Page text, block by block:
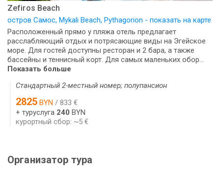
Zefiros Beach
остров Самос, Mykali Beach, Pythagorion - показать на карте
Расположенный прямо у пляжа отель предлагает
расслабляющий отдых и потрясающие виды на Эгейское
море. Для гостей доступны ресторан и 2 бара, а также
бассейны и теннисный корт. Для самых маленьких обор...
Показать больше
Стандартный 2-местный номер; полупансион
2825 BYN / 833 €
+ туруслуга 240 BYN
курортный сбор: ~5 €
Организатор тура